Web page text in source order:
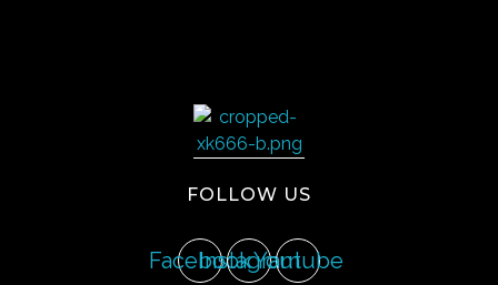
太陽娛樂
FOLLOW US
FacebookInstagramYoutube